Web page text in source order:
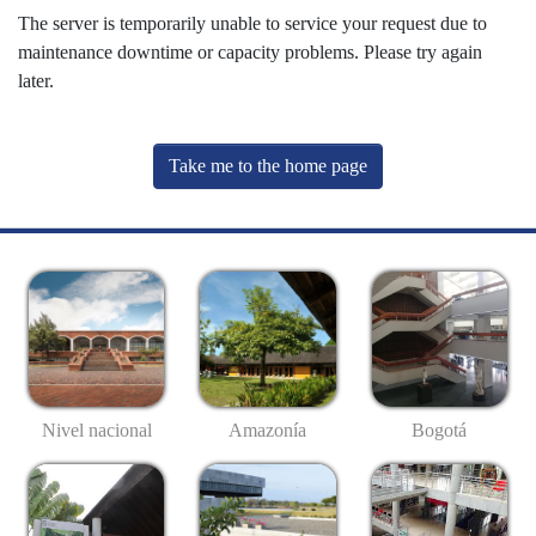
The server is temporarily unable to service your request due to
maintenance downtime or capacity problems. Please try again
later.
Take me to the home page
Nivel nacional Amazonía Bogotá